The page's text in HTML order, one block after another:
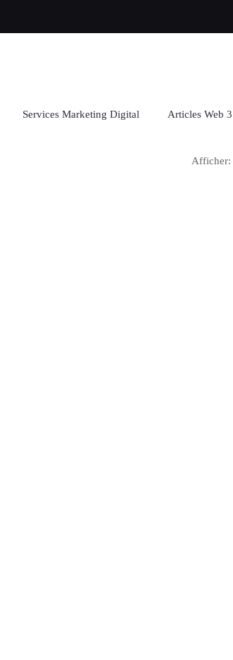
Services Marketing Digital Articles Web
Afficher: